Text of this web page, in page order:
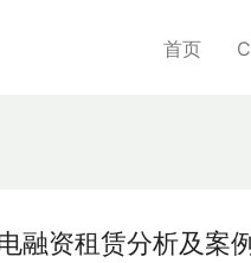
首页
融资租赁分析及案